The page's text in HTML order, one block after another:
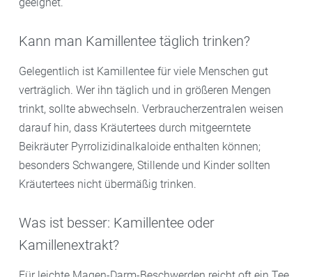
Kann man Kamillentee täglich trinken?
Gelegentlich ist Kamillentee für viele Menschen gut
verträglich. Wer ihn täglich und in größeren Mengen
trinkt, sollte abwechseln. Verbraucherzentralen weisen
darauf hin, dass Kräutertees durch mitgeerntete
Beikräuter Pyrrolizidinalkaloide enthalten können;
besonders Schwangere, Stillende und Kinder sollten
Kräutertees nicht übermäßig trinken.
Was ist besser: Kamillentee oder
Kamillenextrakt?